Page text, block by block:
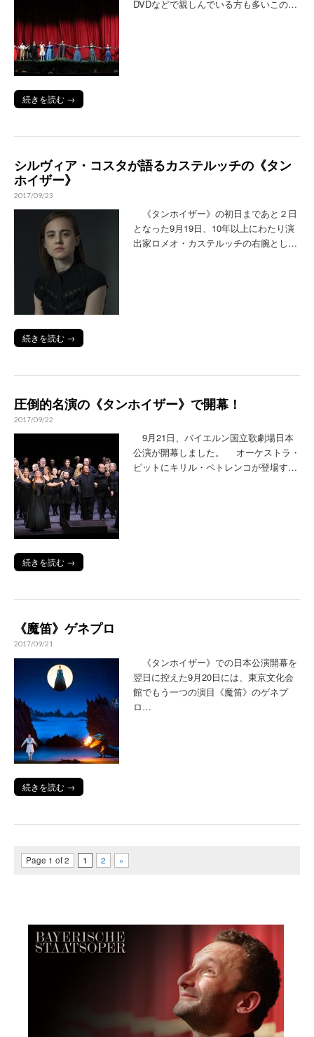
DVDなどで親しんでいる方も多いこの…
続きを読む →
シルヴィア・コスタが語るカステルッチの《タン
ホイザー》
2017/09/23
《タンホイザー》の初日まであと２日
となった9月19日、10年以上にわたり演
出家ロメオ・カステルッチの右腕とし…
続きを読む →
圧倒的名演の《タンホイザー》で開幕！
2017/09/22
9月21日、バイエルン国立歌劇場日本
公演が開幕しました。 オーケストラ・
ピットにキリル・ペトレンコが登場す…
続きを読む →
《魔笛》ゲネプロ
2017/09/21
《タンホイザー》での日本公演開幕を
翌日に控えた9月20日には、東京文化会
館でもう一つの演目《魔笛》のゲネプ
ロ…
続きを読む →
Page 1 of 2 1 2 »